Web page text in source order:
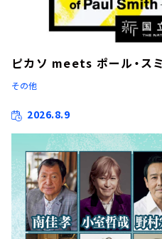
ピカソ meets ポール・
その他
2026.8.9